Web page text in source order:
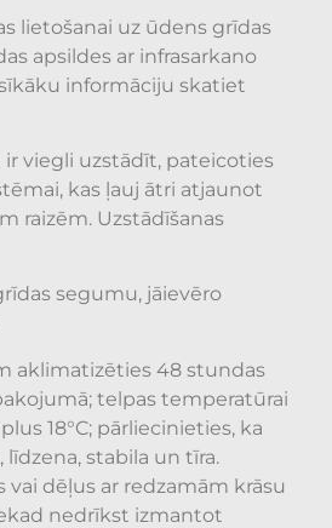
lietošanai uz ūdens grīdas
apsildes ar infrasarkano
informāciju skatiet
ir viegli uzstādīt, pateicoties
kas ļauj ātri atjaunot
raizēm. Uzstādīšanas
segumu, jāievēro
aklimatizēties 48 stundas
telpas temperatūrai
18°C; pārliecinieties, ka
līdzena, stabila un tīra.
vai dēļus ar redzamām krāsu
nedrīkst izmantot